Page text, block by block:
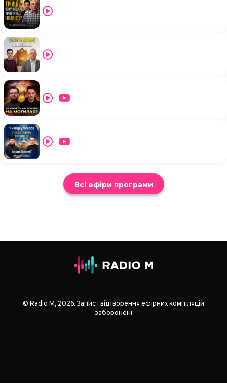
Всі ефіри програми
© Radio М, 2026. Запис і відтворення ефірних компіляцій
заборонені